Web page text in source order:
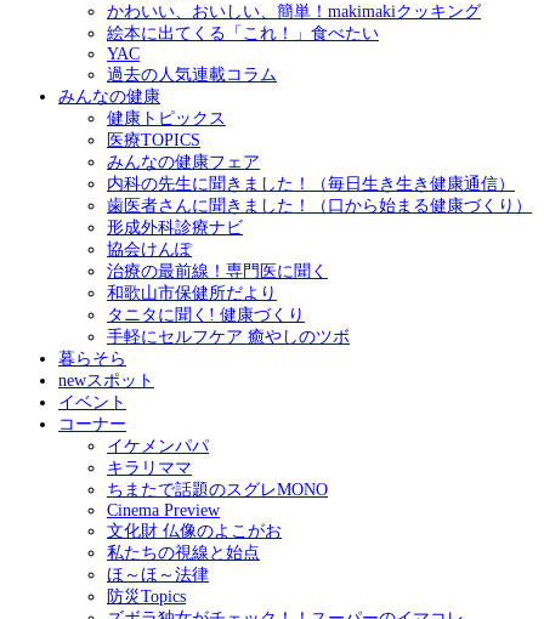
かわいい、おいしい、簡単！makimakiクッキング
絵本に出てくる「これ！」食べたい
YAC
過去の人気連載コラム
みんなの健康
健康トピックス
医療TOPICS
みんなの健康フェア
内科の先生に聞きました！（毎日生き生き健康通信）
歯医者さんに聞きました！（口から始まる健康づくり）
形成外科診療ナビ
協会けんぽ
治療の最前線！専門医に聞く
和歌山市保健所だより
タニタに聞く! 健康づくり
手軽にセルフケア 癒やしのツボ
暮らそら
newスポット
イベント
コーナー
イケメンパパ
キラリママ
ちまたで話題のスグレMONO
Cinema Preview
文化財 仏像のよこがお
私たちの視線と始点
ほ～ほ～法律
防災Topics